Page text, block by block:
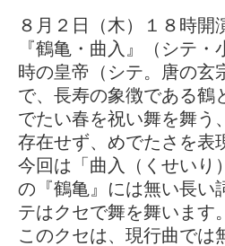
８月２日（木）１８時
『鶴亀・曲入』（シテ
時の皇帝（シテ。唐の玄
で、長寿の象徴である鶴
でたい春を祝い舞を舞う
存在せず、めでたさを表
今回は「曲入（くせいり
の『鶴亀』には無い長い
テはクセで舞を舞います。
このクセは、現行曲では